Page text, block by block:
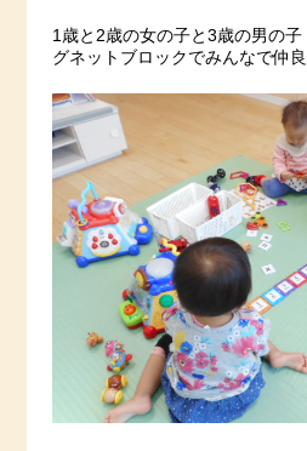
1歳と2歳の女の子と3歳の男
グネットブロックでみんなで仲